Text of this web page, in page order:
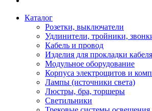
Каталог
Розетки, выключатели
Удлинители, тройники,
Кабель и провод
Изделия для прокладки
Модульное оборудование
Корпуса электрощитов и
Лампы (источники света)
Люстры, бра, торшеры
Светильники